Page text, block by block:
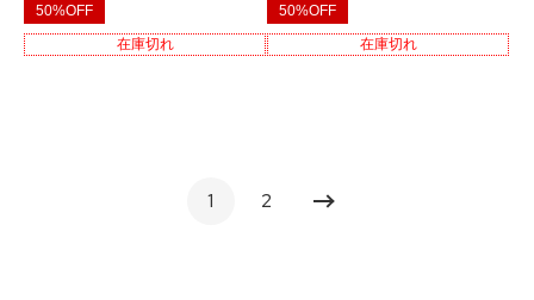
50%OFF
在庫切れ
50%OFF
在庫切れ
1 2